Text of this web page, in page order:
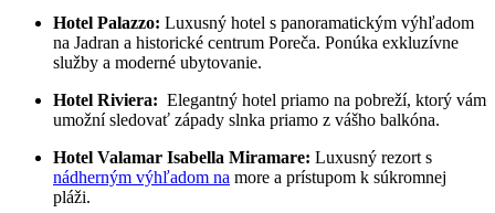
Hotel Palazzo: Luxusný hotel s ⁢panoramatickým výhľadom
na Jadran a historické ⁤centrum Poreča. Ponúka exkluzívne
služby a moderné ubytovanie.
Hotel Riviera: ⁢ Elegantný hotel⁤ priamo na ⁣pobreží, ktorý vám
umožní sledovať západy slnka priamo z vášho balkóna.
Hotel ​Valamar Isabella Miramare: Luxusný rezort s
nádherným výhľadom ⁢na ​ more a prístupom ‍k súkromnej ​
pláži.